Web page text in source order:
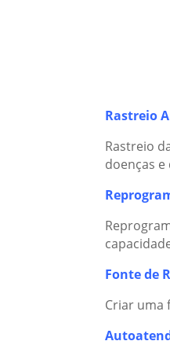
Rastreio
Rastreio
doenças
Fonte de
Criar uma